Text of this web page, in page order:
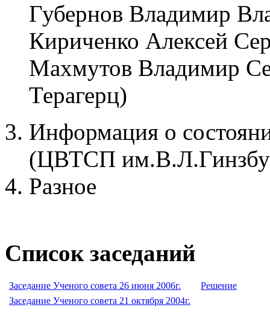
Губернов Владимир
Кириченко Алексей
Махмутов Владимир
Терагерц)
Информация о
(ЦВТСП
Разное
Список заседаний
Заседание Ученого совета 26 июня 2006г.
Решение
Заседание Ученого совета 21 октября 2004г.